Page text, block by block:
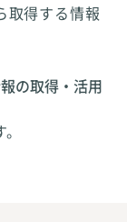
取得する情報
の取得・活用